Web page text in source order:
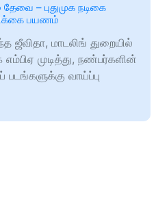
– புதுமுக நடிகை
பயணம்
மாடலிங் துறையில்
முடித்து, நண்பர்களின்
வாய்ப்பு